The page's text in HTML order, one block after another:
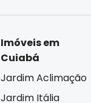
Imóveis em
Cuiabá
Jardim Aclimação
Jardim Itália